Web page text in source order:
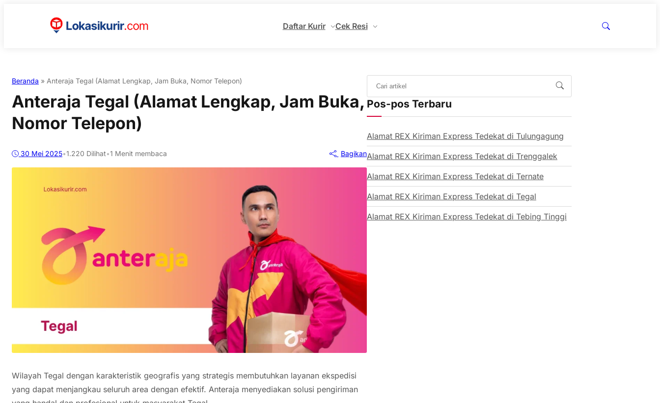
Daftar Kurir Cek Resi
Beranda » Anteraja Tegal (Alamat Lengkap, Jam Buka, Nomor Telepon)
Anteraja Tegal (Alamat Lengkap, Jam Buka,
Nomor Telepon)
30 Mei 2025•1.220 Dilihat•1 Menit membaca Bagikan
Wilayah Tegal dengan karakteristik geografis yang strategis membutuhkan layanan ekspedisi
yang dapat menjangkau seluruh area dengan efektif. Anteraja menyediakan solusi pengiriman
Pos-pos Terbaru
Alamat REX Kiriman Express Tedekat di Tulungagung
Alamat REX Kiriman Express Tedekat di Trenggalek
Alamat REX Kiriman Express Tedekat di Ternate
Alamat REX Kiriman Express Tedekat di Tegal
Alamat REX Kiriman Express Tedekat di Tebing Tinggi